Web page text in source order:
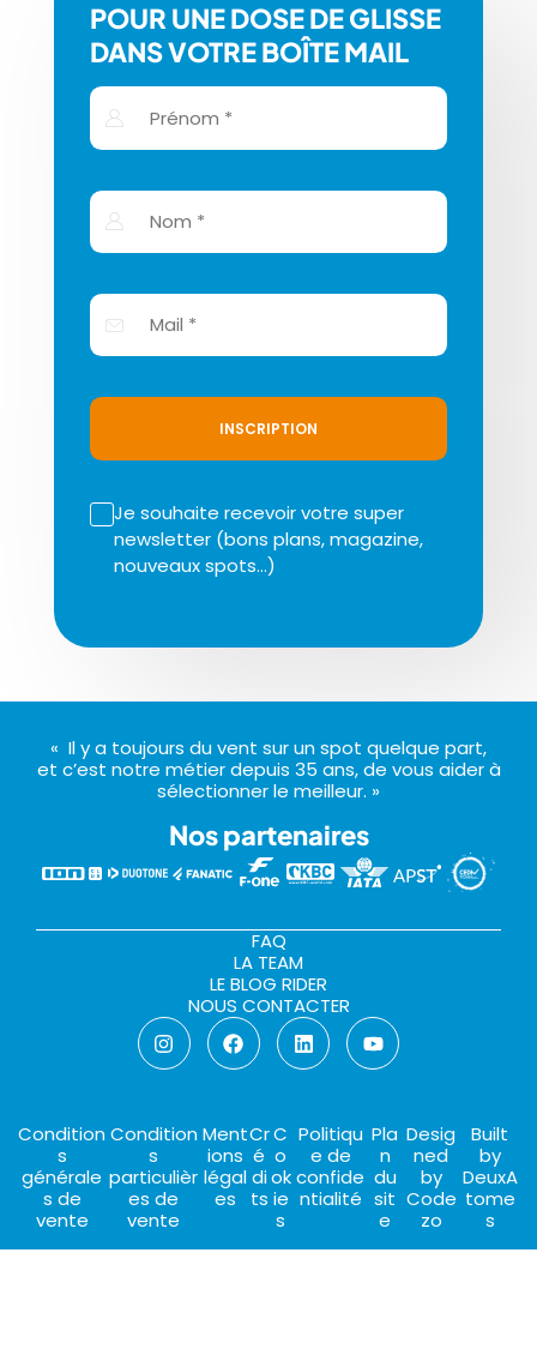
POUR UNE DOSE DE GLISSE
DANS VOTRE BOÎTE MAIL
INSCRIPTION
Je souhaite recevoir votre super
newsletter (bons plans, magazine,
nouveaux spots…)
« Il y a toujours du vent sur un spot quelque part,
et c’est notre métier depuis 35 ans, de vous aider à
sélectionner le meilleur. »
Nos partenaires
FAQ
LA TEAM
LE BLOG RIDER
NOUS CONTACTER
Condition
s
générale
s de
vente
Condition
s
particulièr
es de
vente
Ment
ions
légal
es
Cr
é
di
ts
C
o
ok
ie
s
Politiqu
e de
confide
ntialité
Pla
n
du
sit
e
Desig
ned
by
Code
zo
Built
by
DeuxA
tome
s